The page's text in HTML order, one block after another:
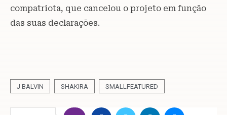
compatriota, que cancelou o projeto em função
das suas declarações.
J BALVIN SHAKIRA SMALLFEATURED